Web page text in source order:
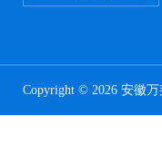
Copyright © 2026 安徽